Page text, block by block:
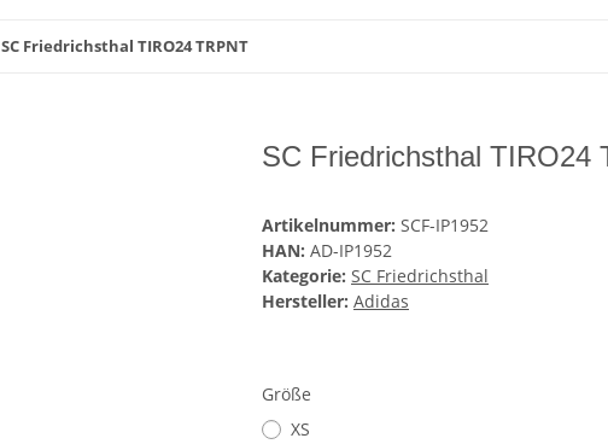
SC Friedrichsthal TIRO24 TRPNT
SC Friedrichsthal TIRO24
Artikelnummer: SCF-IP1952
HAN: AD-IP1952
Kategorie: SC Friedrichsthal
Hersteller: Adidas
Größe
XS